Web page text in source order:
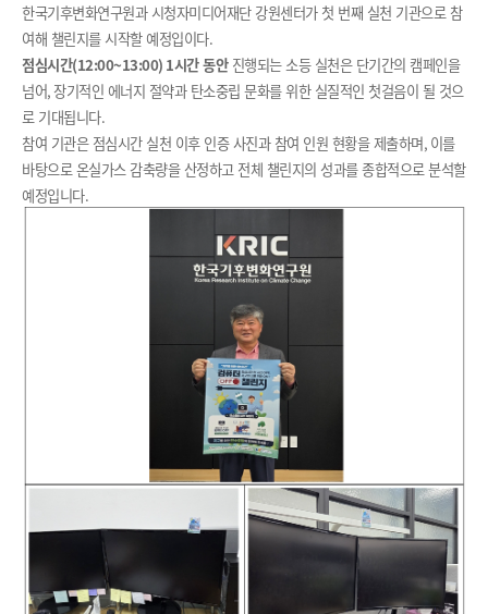
한국기후변화연구원과 시청자미디어재단 강원센터가 첫 번째 실천 기관으로 참
여해 챌린지를 시작할 예정입이다.
점심시간(12:00~13:00) 1시간 동안진행되는 소등 실천은 단기간의 캠페인을
넘어, 장기적인 에너지 절약과 탄소중립 문화를 위한 실질적인 첫걸음이 될 것으
로 기대됩니다.
참여 기관은 점심시간 실천 이후 인증 사진과 참여 인원 현황을 제출하며, 이를
바탕으로 온실가스 감축량을 산정하고 전체 챌린지의 성과를 종합적으로 분석할
예정입니다.